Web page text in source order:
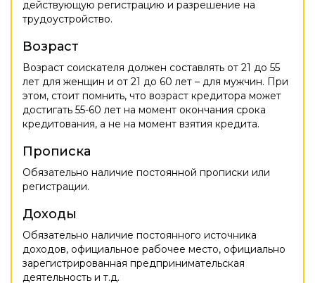
действующую регистрацию и разрешение на
трудоустройство.
Возраст
Возраст соискателя должен составлять от 21 до 55
лет для женщин и от 21 до 60 лет – для мужчин. При
этом, стоит помнить, что возраст кредитора может
достигать 55-60 лет на момент окончания срока
кредитования, а не на момент взятия кредита.
Прописка
Обязательно наличие постоянной прописки или
регистрации.
Доходы
Обязательно наличие постоянного источника
доходов, официальное рабочее место, официально
зарегистрированная предпринимательская
деятельность и т.д.